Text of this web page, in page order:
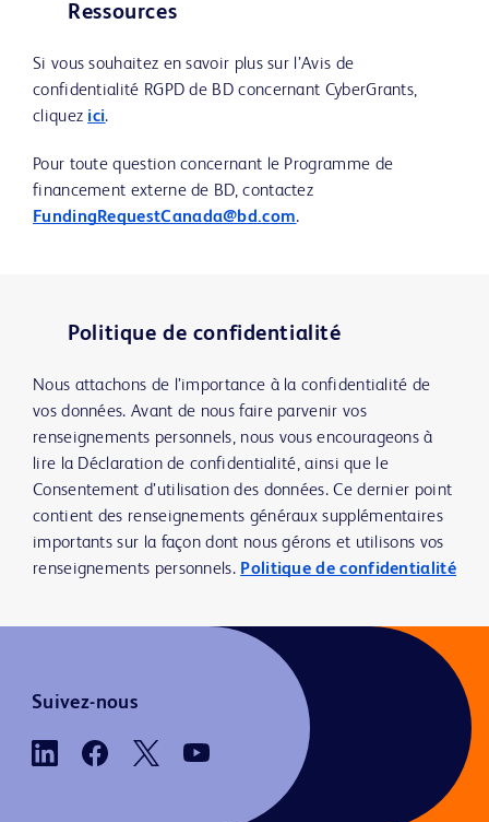
Ressources
Si vous souhaitez en savoir plus sur l’Avis de
confidentialité RGPD de BD concernant CyberGrants,
cliquez ici.
Pour toute question concernant le Programme de
financement externe de BD, contactez
FundingRequestCanada@bd.com.
Politique de confidentialité
Nous attachons de l’importance à la confidentialité de
vos données. Avant de nous faire parvenir vos
renseignements personnels, nous vous encourageons à
lire la Déclaration de confidentialité, ainsi que le
Consentement d’utilisation des données. Ce dernier point
contient des renseignements généraux supplémentaires
importants sur la façon dont nous gérons et utilisons vos
renseignements personnels. Politique de confidentialité
Suivez-nous